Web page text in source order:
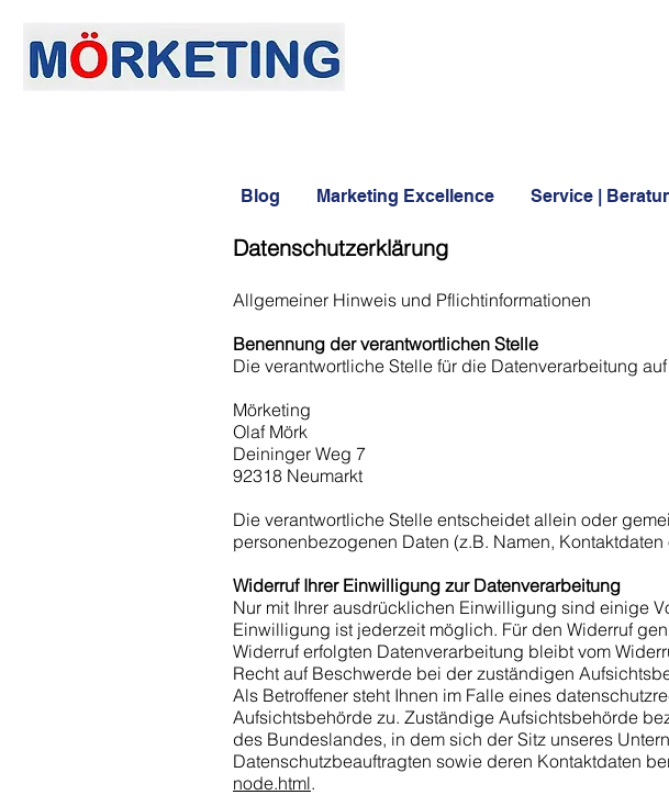
Allgemeiner Hinweis und Pflichtinformationen
Benennung der verantwortlichen Stelle
Die verantwortliche Stelle für die Datenverarbeitung
Mörketing
Olaf Mörk
Deininger Weg 7
92318 Neumarkt
Die verantwortliche Stelle entscheidet allein oder
personenbezogenen Daten (z.B. Namen, Kontaktdaten
Widerruf Ihrer Einwilligung zur Datenverarbeitung
Nur mit Ihrer ausdrücklichen Einwilligung sind einige
Einwilligung ist jederzeit möglich. Für den Widerruf
Widerruf erfolgten Datenverarbeitung bleibt vom
Recht auf Beschwerde bei der zuständigen
Als Betroffener steht Ihnen im Falle eines
Aufsichtsbehörde zu. Zuständige Aufsichtsbehörde
des Bundeslandes, in dem sich der Sitz unseres
Datenschutzbeauftragten sowie deren Kontaktdaten
node.html.
Blog Marketing Excellence Service |